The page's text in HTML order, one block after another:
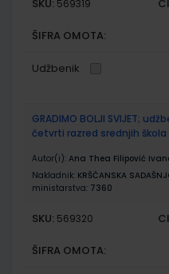
SKU: 569319
ŠIFRA OMOTA:
Udžbenik
GRADIMO BOLJI SVIJET;
četvrti razred srednjih škola
Autor(i): Ana Thea Filipović
Nakladnik: KRŠĆANSKA
ministarstva: 7360
SKU: 569320
ŠIFRA OMOTA: